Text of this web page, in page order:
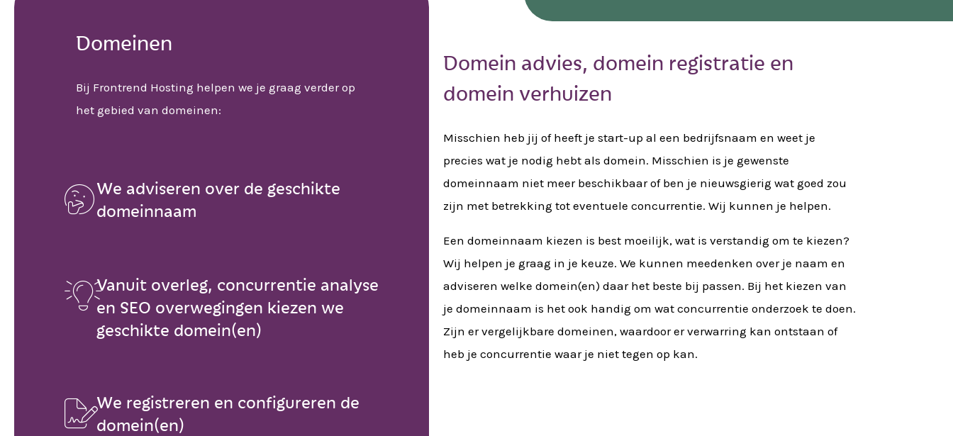
Domeinen
Bij Frontrend Hosting helpen we je graag verder op
het gebied van domeinen:
We adviseren over de geschikte
domeinnaam
Vanuit overleg, concurrentie analyse
en SEO overwegingen kiezen we
geschikte domein(en)
We registreren en configureren de
domein(en)
Domein advies, domein registratie en
domein verhuizen
Misschien heb jij of heeft je start-up al een bedrijfsnaam en weet je
precies wat je nodig hebt als domein. Misschien is je gewenste
domeinnaam niet meer beschikbaar of ben je nieuwsgierig wat goed zou
zijn met betrekking tot eventuele concurrentie. Wij kunnen je helpen.
Een domeinnaam kiezen is best moeilijk, wat is verstandig om te kiezen?
Wij helpen je graag in je keuze. We kunnen meedenken over je naam en
adviseren welke domein(en) daar het beste bij passen. Bij het kiezen van
je domeinnaam is het ook handig om wat concurrentie onderzoek te doen.
Zijn er vergelijkbare domeinen, waardoor er verwarring kan ontstaan of
heb je concurrentie waar je niet tegen op kan.